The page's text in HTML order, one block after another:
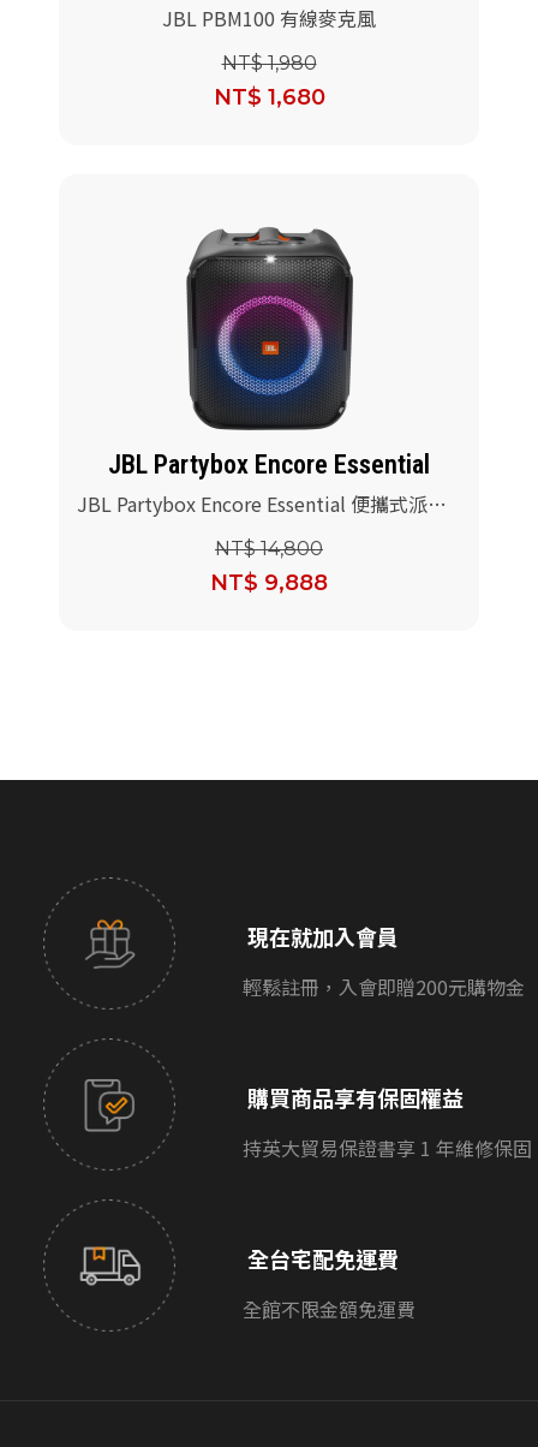
JBL PBM100 有線麥克風
NT$ 1,980
NT$ 1,680
JBL Partybox Encore Essential
JBL Partybox Encore Essential 便攜式派對
藍牙喇叭(送JBL PBM100有線麥克風+專用提
NT$ 14,800
NT$ 9,888
現在就加入會員
輕鬆註冊，入會即贈200元購物金
購買商品享有保固權益
持英大貿易保證書享 1 年維修保固
全台宅配免運費
全館不限金額免運費